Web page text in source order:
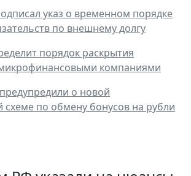
указ о временном порядке
по внешнему долгу
порядок раскрытия
компаниями
о новой
по обмену бонусов на рубли